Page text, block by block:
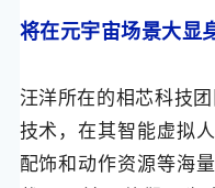
将在元宇宙场景大显
汪洋所在的相芯科技
技术，在其智能虚拟
配饰和动作资源等海